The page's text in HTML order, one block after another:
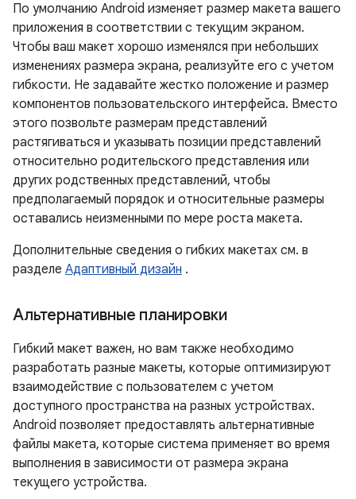
По умолчанию Android изменяет размер макета вашего
приложения в соответствии с текущим экраном.
Чтобы ваш макет хорошо изменялся при небольших
изменениях размера экрана, реализуйте его с учетом
гибкости. Не задавайте жестко положение и размер
компонентов пользовательского интерфейса. Вместо
этого позвольте размерам представлений
растягиваться и указывать позиции представлений
относительно родительского представления или
других родственных представлений, чтобы
предполагаемый порядок и относительные размеры
оставались неизменными по мере роста макета.
Дополнительные сведения о гибких макетах см. в
разделе Адаптивный дизайн .
Альтернативные планировки
Гибкий макет важен, но вам также необходимо
разработать разные макеты, которые оптимизируют
взаимодействие с пользователем с учетом
доступного пространства на разных устройствах.
Android позволяет предоставлять альтернативные
файлы макета, которые система применяет во время
выполнения в зависимости от размера экрана
текущего устройства.